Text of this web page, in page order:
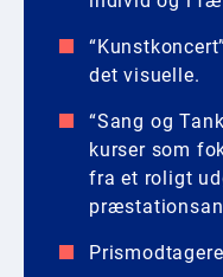
det visuelle.
“Sang og
kurser som
fra et roligt